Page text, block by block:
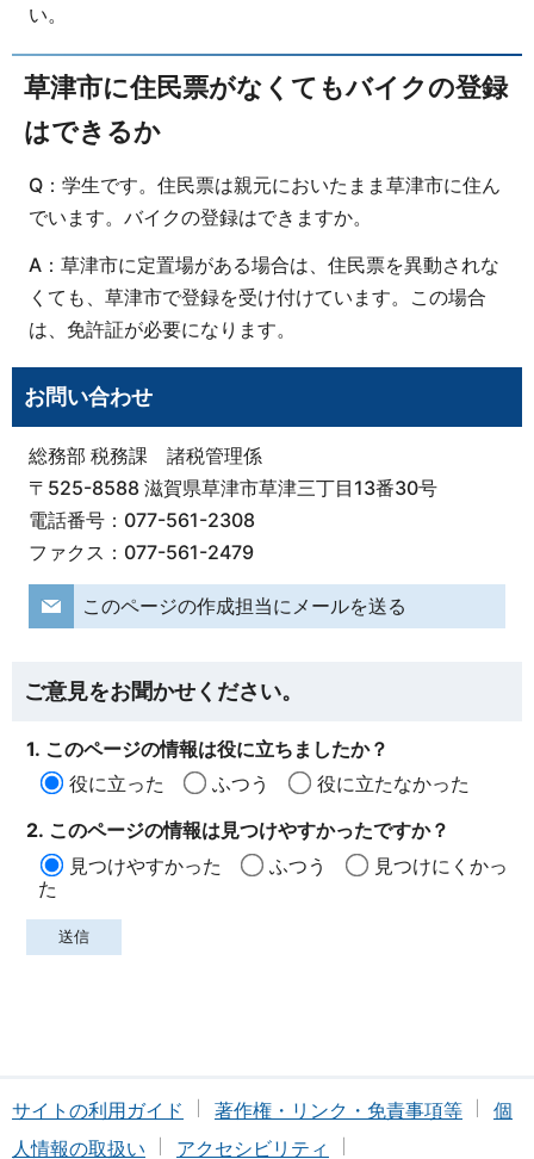
い。
草津市に住民票がなくてもバイクの登録
はできるか
Q：学生です。住民票は親元においたまま草津市に住ん
でいます。バイクの登録はできますか。
A：草津市に定置場がある場合は、住民票を異動されな
くても、草津市で登録を受け付けています。この場合
は、免許証が必要になります。
お問い合わせ
総務部 税務課 諸税管理係
〒525-8588 滋賀県草津市草津三丁目13番30号
電話番号：077-561-2308
ファクス：077-561-2479
このページの作成担当にメールを送る
ご意見をお聞かせください。
1. このページの情報は役に立ちましたか？
役に立った
ふつう
役に立たなかった
2. このページの情報は見つけやすかったですか？
見つけやすかった
ふつう
見つけにくかっ
た
サイトの利用ガイド 著作権・リンク・免責事項等
個
人情報の取扱い
アクセシビリティ